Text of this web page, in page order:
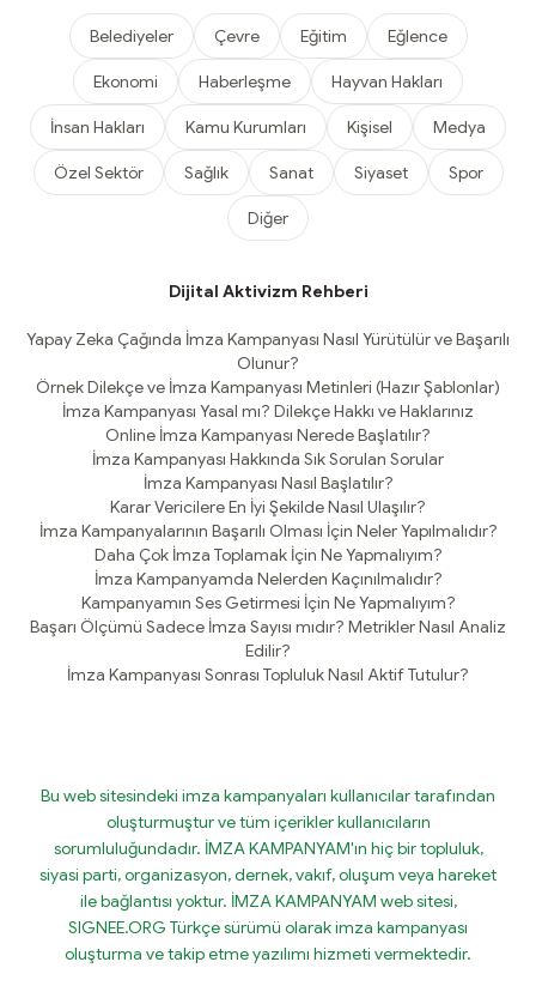
Belediyeler Çevre Eğitim Eğlence
Ekonomi Haberleşme Hayvan Hakları
İnsan Hakları Kamu Kurumları Kişisel Medya
Özel Sektör Sağlık Sanat Siyaset Spor
Diğer
Dijital Aktivizm Rehberi
Yapay Zeka Çağında İmza Kampanyası Nasıl Yürütülür ve Başarılı
Olunur?
Örnek Dilekçe ve İmza Kampanyası Metinleri (Hazır Şablonlar)
İmza Kampanyası Yasal mı? Dilekçe Hakkı ve Haklarınız
Online İmza Kampanyası Nerede Başlatılır?
İmza Kampanyası Hakkında Sık Sorulan Sorular
İmza Kampanyası Nasıl Başlatılır?
Karar Vericilere En İyi Şekilde Nasıl Ulaşılır?
İmza Kampanyalarının Başarılı Olması İçin Neler Yapılmalıdır?
Daha Çok İmza Toplamak İçin Ne Yapmalıyım?
İmza Kampanyamda Nelerden Kaçınılmalıdır?
Kampanyamın Ses Getirmesi İçin Ne Yapmalıyım?
Başarı Ölçümü Sadece İmza Sayısı mıdır? Metrikler Nasıl Analiz
Edilir?
İmza Kampanyası Sonrası Topluluk Nasıl Aktif Tutulur?
Bu web sitesindeki imza kampanyaları kullanıcılar tarafından
oluşturmuştur ve tüm içerikler kullanıcıların
sorumluluğundadır. İMZA KAMPANYAM'ın hiç bir topluluk,
siyasi parti, organizasyon, dernek, vakıf, oluşum veya hareket
ile bağlantısı yoktur. İMZA KAMPANYAM web sitesi,
SIGNEE.ORG Türkçe sürümü olarak imza kampanyası
oluşturma ve takip etme yazılımı hizmeti vermektedir.